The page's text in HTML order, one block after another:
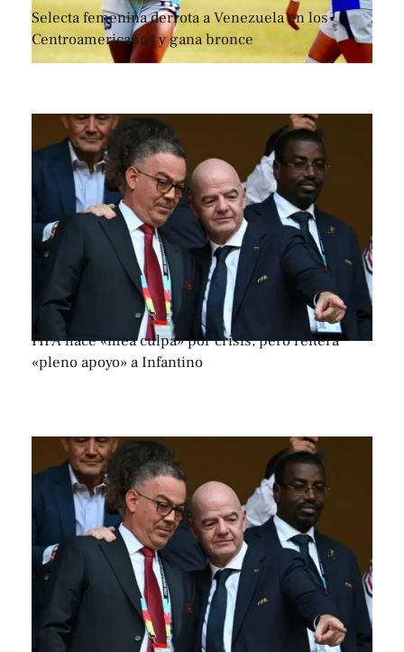
Selecta femenina derrota a Venezuela en los
Centroamericanos y gana bronce
FIFA hace «mea culpa» por crisis, pero reitera
«pleno apoyo» a Infantino